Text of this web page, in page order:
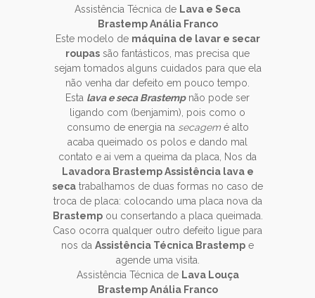
Assistência Técnica de Lava e Seca
Brastemp Anália Franco
Este modelo de máquina de lavar e secar
roupas são fantásticos, mas precisa que
sejam tomados alguns cuidados para que ela
não venha dar defeito em pouco tempo.
Esta lava e seca Brastempnão pode ser
ligando com (benjamim), pois como o
consumo de energia na secagemé alto
acaba queimado os polos e dando mal
contato e ai vem a queima da placa, Nos da
Lavadora Brastemp Assistência lava e
seca trabalhamos de duas formas no caso de
troca de placa: colocando uma placa nova da
Brastempou consertando a placa queimada.
Caso ocorra qualquer outro defeito ligue para
nos da Assistência Técnica Brastemp e
agende uma visita.
Assistência Técnica de Lava Louça
Brastemp Anália Franco